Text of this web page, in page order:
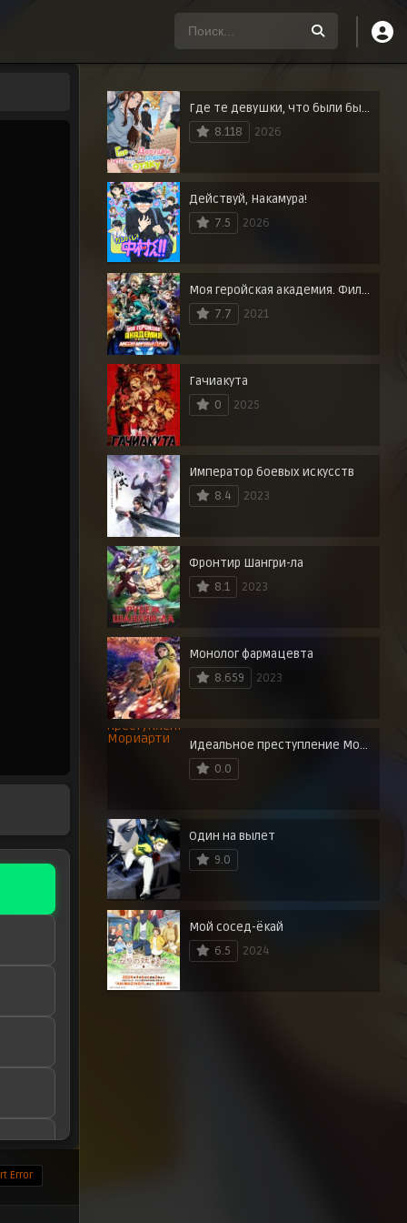
Error
Где те девушки, что были бы добры к отаку?
8.118
2026
Действуй, Накамура!
7.5
2026
Моя геройская академия. Фильм 3: Миссия мировых героев
7.7
2021
Гачиакута
0
2025
Император боевых искусств
8.4
2023
Фронтир Шангри-ла
8.1
2023
Монолог фармацевта
8.659
2023
Идеальное преступление Мориарти
0.0
Один на вылет
9.0
Мой сосед-ёкай
6.5
2024